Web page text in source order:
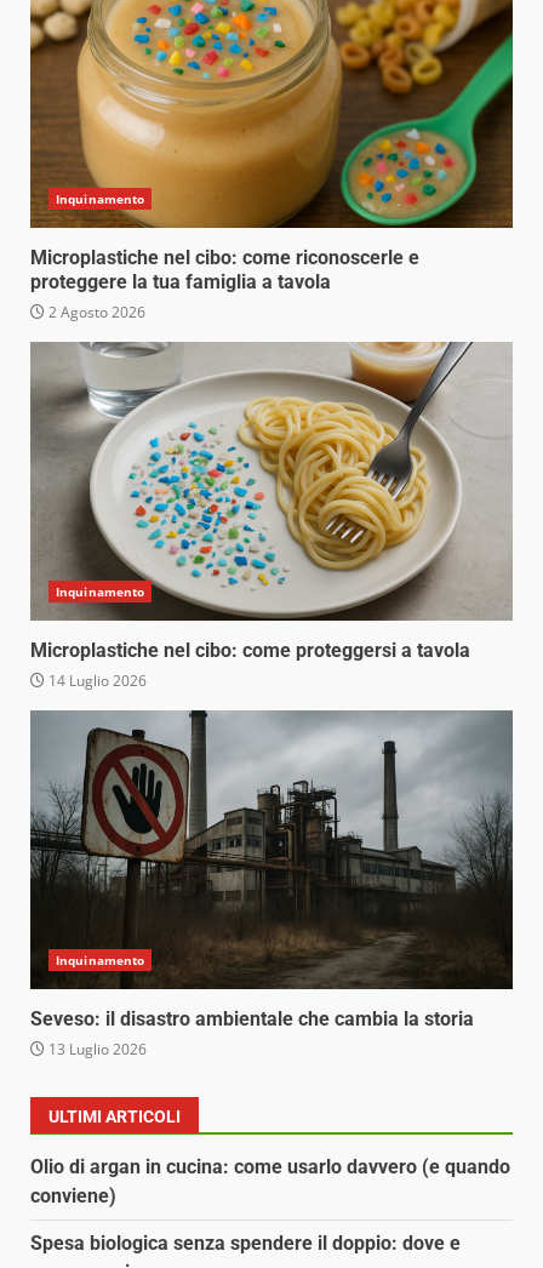
Inquinamento
Microplastiche nel cibo: come riconoscerle e
proteggere la tua famiglia a tavola
2 Agosto 2026
Inquinamento
Microplastiche nel cibo: come proteggersi a tavola
14 Luglio 2026
Inquinamento
Seveso: il disastro ambientale che cambia la storia
13 Luglio 2026
ULTIMI ARTICOLI
Olio di argan in cucina: come usarlo davvero (e quando
conviene)
Spesa biologica senza spendere il doppio: dove e